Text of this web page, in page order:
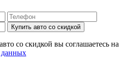
Купить авто со скидкой
со скидкой вы соглашаетесь на
данных